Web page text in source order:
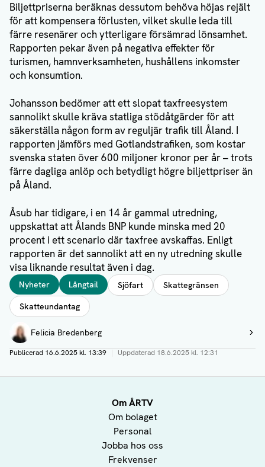
Biljettpriserna beräknas dessutom behöva höjas rejält
för att kompensera förlusten, vilket skulle leda till
färre resenärer och ytterligare försämrad lönsamhet.
Rapporten pekar även på negativa effekter för
turismen, hamnverksamheten, hushållens inkomster
och konsumtion.
Johansson bedömer att ett slopat taxfreesystem
sannolikt skulle kräva statliga stödåtgärder för att
säkerställa någon form av reguljär trafik till Åland. I
rapporten jämförs med Gotlandstrafiken, som kostar
svenska staten över 600 miljoner kronor per år – trots
färre dagliga anlöp och betydligt högre biljettpriser än
på Åland.
Åsub har tidigare, i en 14 år gammal utredning,
uppskattat att Ålands BNP kunde minska med 20
procent i ett scenario där taxfree avskaffas. Enligt
rapporten är det sannolikt att en ny utredning skulle
visa liknande resultat även i dag.
Taggar
Nyheter Långtail Sjöfart
Skattegränsen
Skatteundantag
Författare
Felicia Bredenberg
Visa profil
Publicerad 16.6.2025 kl. 13:39 | Uppdaterad 18.6.2025 kl. 12:31
Om ÅRTV
Om bolaget
Personal
Jobba hos oss
Frekvenser